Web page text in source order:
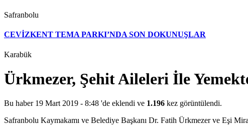
Safranbolu
CEVİZKENT TEMA PARKI’NDA SON DOKUNUŞLAR
Karabük
Ürkmezer, Şehit Aileleri İle
Bu haber 19 Mart 2019 - 8:48 'de eklendi ve 1.196 kez görüntülendi.
Safranbolu Kaymakamı ve Belediye Başkanı Dr. Fatih Ürkmezer ve Eşi